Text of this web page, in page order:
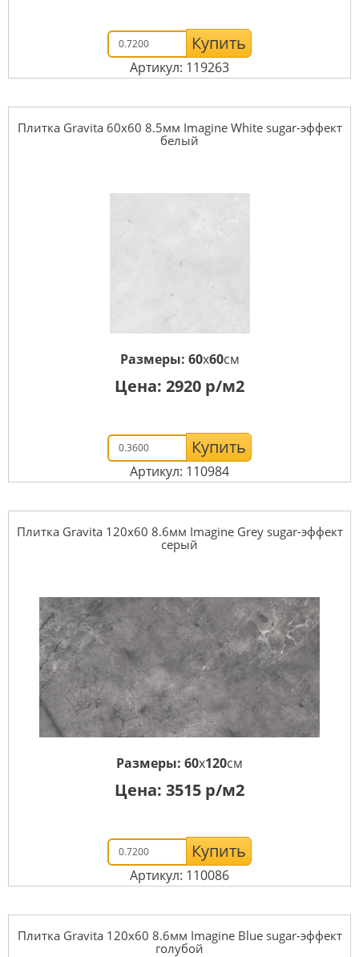
Купить
Артикул: 119263
Плитка Gravita 60x60 8.5мм Imagine White sugar-эффект
белый
Размеры: 60x60см
Цена: 2920 р/м2
Купить
Артикул: 110984
Плитка Gravita 120x60 8.6мм Imagine Grey sugar-эффект
серый
Размеры: 60x120см
Цена: 3515 р/м2
Купить
Артикул: 110086
Плитка Gravita 120x60 8.6мм Imagine Blue sugar-эффект
голубой